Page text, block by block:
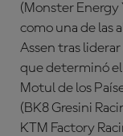
(Monster Energy
como una de las
Assen tras
que determinó el
Motul de los
(BK8 Gresini
KTM Factory